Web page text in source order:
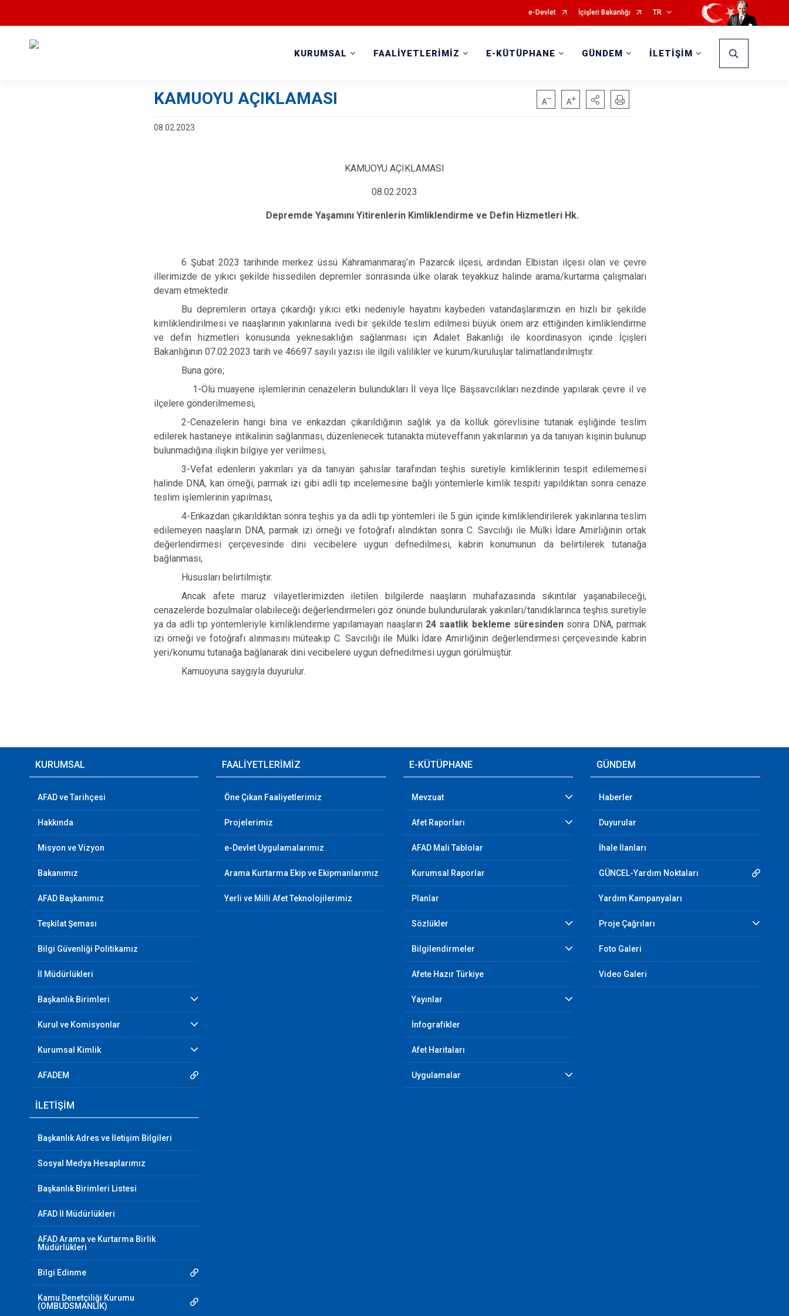
e-Devlet İçişleri Bakanlığı TR
KURUMSAL FAALİYETLERİMİZ E-KÜTÜPHANE GÜNDEM İLETİŞİM
KAMUOYU AÇIKLAMASI
08.02.2023
KAMUOYU AÇIKLAMASI
08.02.2023
Depremde Yaşamını Yitirenlerin Kimliklendirme ve Defin Hizmetleri Hk.
6 Şubat 2023 tarihinde merkez üssü Kahramanmaraş’ın Pazarcık ilçesi, ardından Elbistan ilçesi olan ve çevre
illerimizde de yıkıcı şekilde hissedilen depremler sonrasında ülke olarak teyakkuz halinde arama/kurtarma çalışmaları
devam etmektedir.
Bu depremlerin ortaya çıkardığı yıkıcı etki nedeniyle hayatını kaybeden vatandaşlarımızın en hızlıbir şekilde
kimliklendirilmesi ve naaşlarının yakınlarına ivedi bir şekilde teslim edilmesi büyük önem arz ettiğinden kimliklendirme
ve defin hizmetleri konusunda yeknesaklığın sağlanması için Adalet Bakanlığı ile koordinasyon içinde İçişleri
Bakanlığının 07.02.2023 tarih ve 46697 sayılı yazısı ile ilgili valilikler ve kurum/kuruluşlar talimatlandırılmıştır.
Buna göre;
1-Ölü muayene işlemlerinin cenazelerin bulundukları İl veya İlçe Başsavcılıkları nezdinde yapılarak çevre il ve
ilçelere gönderilmemesi,
2-Cenazelerin hangi bina ve enkazdan çıkarıldığının sağlık ya da kolluk görevlisine tutanak eşliğinde teslim
edilerek hastaneye intikalinin sağlanması, düzenlenecek tutanakta müteveffanın yakınlarının ya da tanıyan kişinin bulunup
bulunmadığına ilişkin bilgiye yer verilmesi,
3-Vefat edenlerin yakınları ya da tanıyan şahıslar tarafından teşhis suretiyle kimliklerinin tespit edilememesi
halinde DNA, kan örneği, parmak izi gibi adli tıp incelemesine bağlı yöntemlerle kimlik tespiti yapıldıktan sonra cenaze
teslim işlemlerinin yapılması,
4-Enkazdan çıkarıldıktan sonra teşhis ya da adli tıp yöntemleri ile 5 gün içinde kimliklendirilerek yakınlarına teslim
edilemeyen naaşların DNA, parmak izi örneği ve fotoğrafı alındıktan sonra C. Savcılığı ile Mülki İdare Amirliğinin ortak
değerlendirmesi çerçevesinde dini vecibelere uygun defnedilmesi, kabrin konumunun da belirtilerek tutanağa
bağlanması,
Hususları belirtilmiştir.
Ancak afete maruz vilayetlerimizden iletilen bilgilerde naaşların muhafazasında sıkıntılar yaşanabileceği,
cenazelerde bozulmalar olabileceği değerlendirmeleri göz önünde bulundurularak yakınları/tanıdıklarınca teşhis suretiyle
ya da adli tıp yöntemleriyle kimliklendirme yapılamayan naaşların 24 saatlik bekleme süresindensonra DNA, parmak
izi örneği ve fotoğrafı alınmasını müteakip C. Savcılığı ile Mülki İdare Amirliğinin değerlendirmesi çerçevesinde kabrin
yeri/konumu tutanağa bağlanarak dini vecibelere uygun defnedilmesi uygun görülmüştür.
Kamuoyuna saygıyla duyurulur.
KURUMSAL
AFAD ve Tarihçesi
Hakkında
Misyon ve Vizyon
Bakanımız
AFAD Başkanımız
Teşkilat Şeması
Bilgi Güvenliği Politikamız
İl Müdürlükleri
Başkanlık Birimleri
Kurul ve Komisyonlar
Kurumsal Kimlik
AFADEM
FAALİYETLERİMİZ
Öne Çıkan Faaliyetlerimiz
Projelerimiz
e-Devlet Uygulamalarımız
Arama Kurtarma Ekip ve Ekipmanlarımız
Yerli ve Milli Afet Teknolojilerimiz
E-KÜTÜPHANE
Mevzuat
Afet Raporları
AFAD Mali Tablolar
Kurumsal Raporlar
Planlar
Sözlükler
Bilgilendirmeler
Afete Hazır Türkiye
Yayınlar
İnfografikler
Afet Haritaları
Uygulamalar
GÜNDEM
Haberler
Duyurular
İhale İlanları
GÜNCEL-Yardım Noktaları
Yardım Kampanyaları
Proje Çağrıları
Foto Galeri
Video Galeri
İLETİŞİM
Başkanlık Adres ve İletişim Bilgileri
Sosyal Medya Hesaplarımız
Başkanlık Birimleri Listesi
AFAD İl Müdürlükleri
AFAD Arama ve Kurtarma Birlik
Müdürlükleri
Bilgi Edinme
Kamu Denetçiliği Kurumu
(OMBUDSMANLIK)